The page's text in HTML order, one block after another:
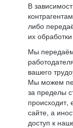
В
либо
их
Мы
вашего
Мы можем
за пределы
сайте, а
доступ к